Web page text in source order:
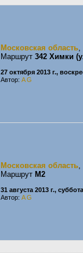
Московская область,
Маршрут 342 Химки
27 октября 2013 г.,
Автор: A G
Московская область,
Маршрут М2
31 августа 2013 г., суббота
Автор: A G